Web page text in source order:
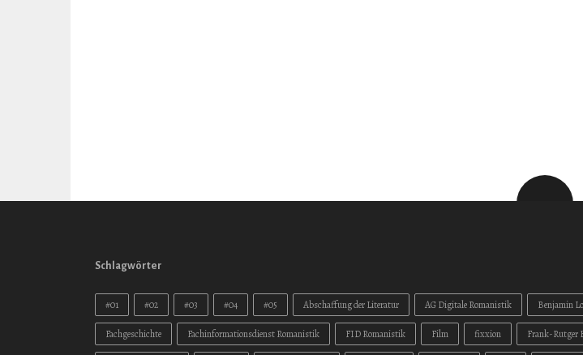
Schlagwörter
#01 #02 #03 #04 #05 Abschaffung der Literatur AG Digitale Romanistik Benjamin
Fachgeschichte Fachinformationsdienst Romanistik FID Romanistik Film fixxion Frank-Rutger